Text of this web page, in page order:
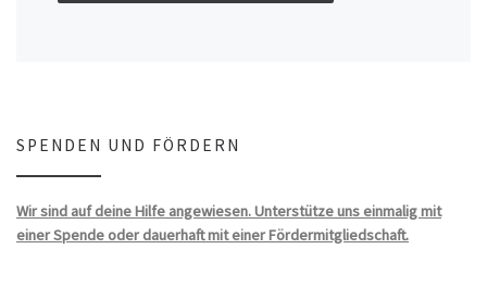
SPENDEN UND FÖRDERN
Wir sind auf deine Hilfe angewiesen. Unterstütze uns einmalig mit
einer Spende oder dauerhaft mit einer Fördermitgliedschaft.